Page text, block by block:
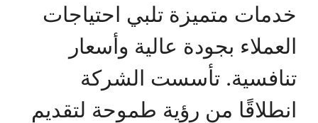
خدمات متميزة تلبي احتياجات
العملاء بجودة عالية وأسعار
تنافسية. تأسست الشركة
انطلاقًا من رؤية طموحة لتقديم